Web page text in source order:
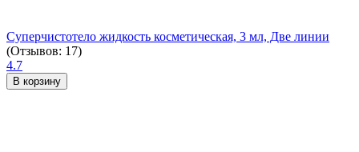
Суперчистотело жидкость косметическая, 3 мл, Две линии
(Отзывов: 17)
4.7
В корзину